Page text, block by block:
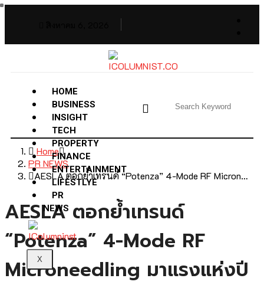
HOME
BUSINESS
INSIGHT
TECH
PROPERTY
FINANCE
ENTERTAINMENT
LIFESTLYE
PR
NEWS
X
Home
PR NEWS
AESLA ตอกย้ำเทรนด์ “Potenza” 4-Mode RF Micron…
AESLA ตอกย้ำเทรนด์
“Potenza” 4-Mode RF
Microneedling มาแรงแห่งปี